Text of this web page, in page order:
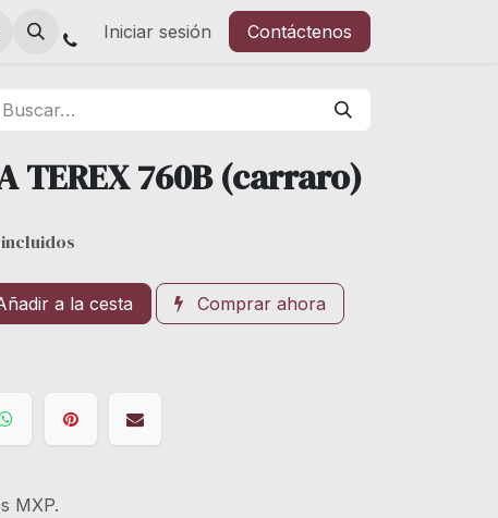
Iniciar sesión Contáctenos
TEREX 760B (carraro)
a la cesta Comprar ahora
MXP.